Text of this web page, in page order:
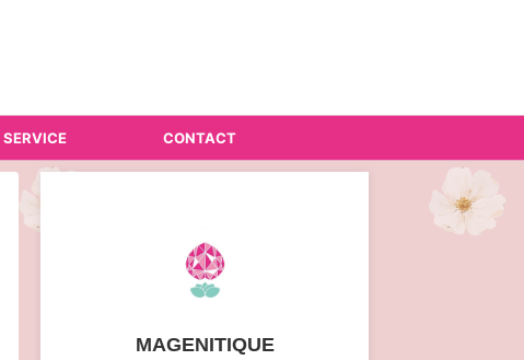
SERVICE CONTACT
MAGENITIQUE